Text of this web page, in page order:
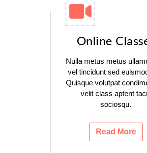
Online
Nulla metus metus
vel tincidunt sed
Quisque volutpat
velit class aptent
sociosqu.
Read More